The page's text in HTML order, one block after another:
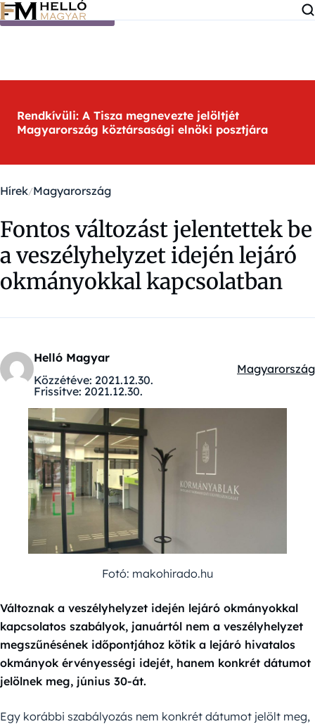
Ugrás a tartalomra
Rendkívüli: A Tisza megnevezte jelöltjét
Magyarország köztársasági elnöki posztjára
Hírek Magyarország
Fontos változást jelentettek be
a veszélyhelyzet idején lejáró
okmányokkal kapcsolatban
Helló Magyar
Közzétéve: 2021.12.30.
Frissítve: 2021.12.30.
Kategóriák:
Magyarország
Fotó: makohirado.hu
Változnak a veszélyhelyzet idején lejáró okmányokkal
kapcsolatos szabályok, januártól nem a veszélyhelyzet
megszűnésének időpontjához kötik a lejáró hivatalos
okmányok érvényességi idejét, hanem konkrét dátumot
jelölnek meg, június 30-át.
Egy korábbi szabályozás nem konkrét dátumot jelölt meg,